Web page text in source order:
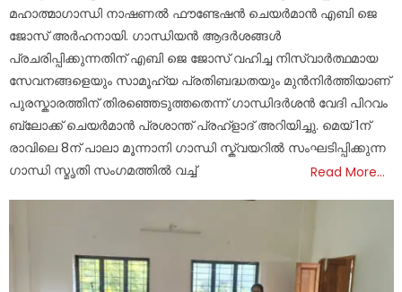
മഹാത്മാഗാന്ധി നാഷണൽ ഫൗണ്ടേഷൻ ചെയർമാൻ എബി ജെ
ജോസ് അർഹനായി. ഗാന്ധിയൻ ആദർശങ്ങൾ
പ്രചരിപ്പിക്കുന്നതിന് എബി ജെ ജോസ് വഹിച്ച നിസ്വാർത്ഥമായ
സേവനങ്ങളെയും സാമൂഹ്യ പ്രതിബദ്ധതയും മുൻനിർത്തിയാണ്
പുരസ്കാരത്തിന് തിരഞ്ഞെടുത്തതെന്ന് ഗാന്ധിദർശൻ വേദി പിറവം
ബ്ലോക്ക് ചെയർമാൻ പ്രശാന്ത് പ്രഹ്ളാദ് അറിയിച്ചു. മെയ് 1ന്
രാവിലെ 8ന് പാലാ മൂന്നാനി ഗാന്ധി സ്ക്വയറിൽ സംഘടിപ്പിക്കുന്ന
ഗാന്ധി സ്മൃതി സംഗമത്തിൽ വച്ച്
Read More…